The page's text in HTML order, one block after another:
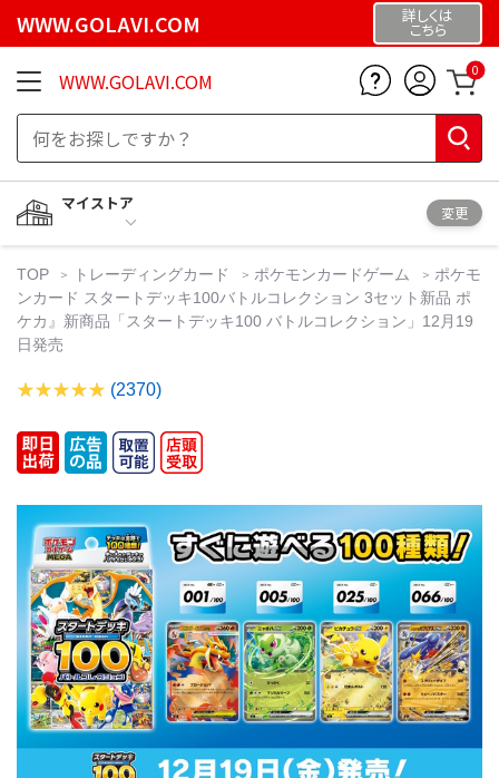
WWW.GOLAVI.COM 詳しくは
こちら
WWW.GOLAVI.COM 0
マイストア
変更
TOP トレーディングカード ポケモンカードゲーム
ポケモ
ンカード スタートデッキ100バトルコレクション 3セット新品 ポ
ケカ』新商品「スタートデッキ100 バトルコレクション」12月19
日発売
(2370)